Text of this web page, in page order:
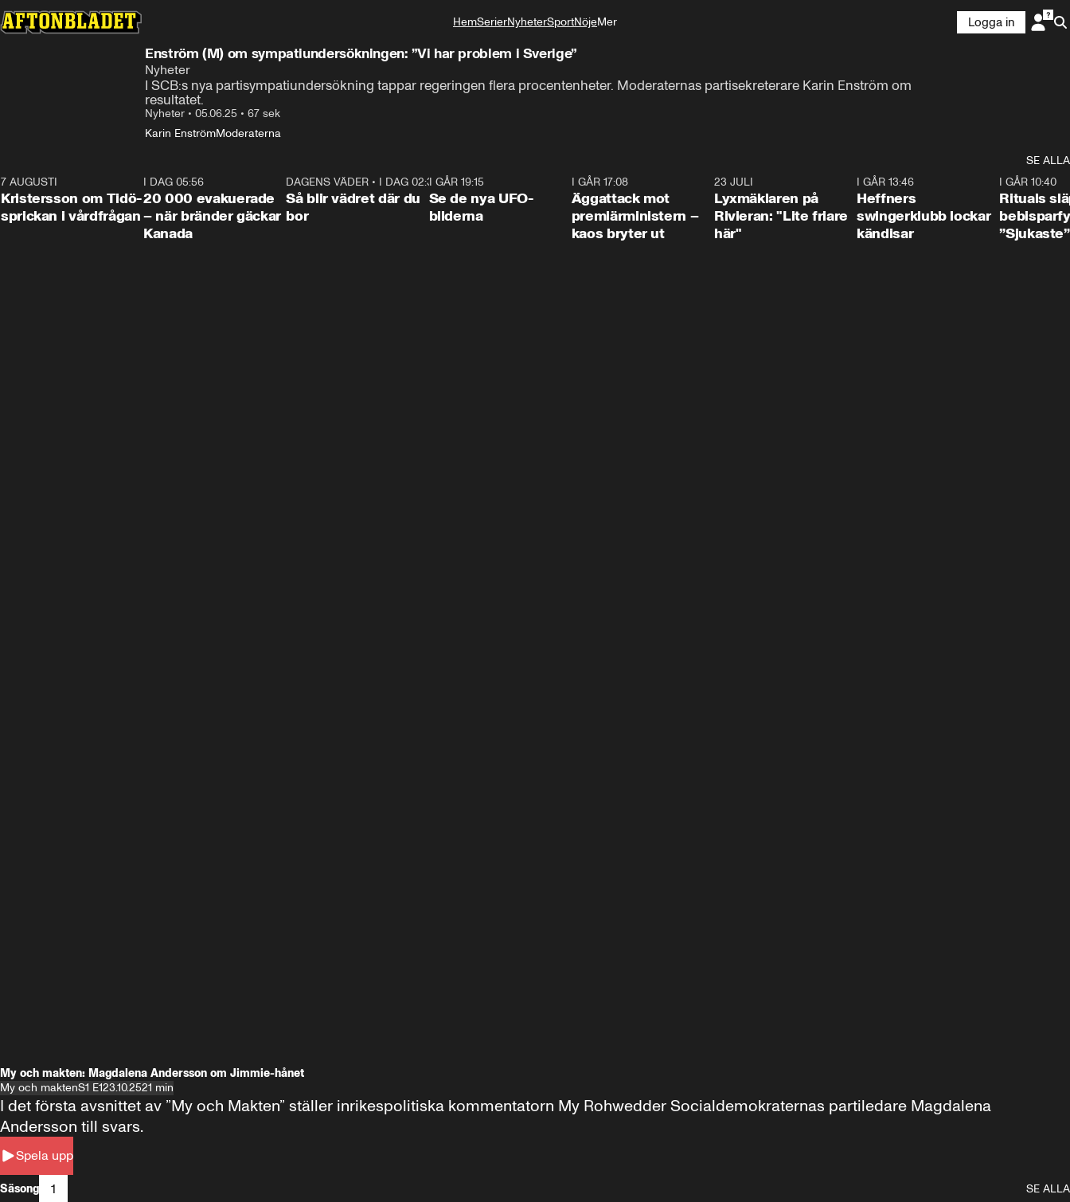
HemSerierNyheterSportNöjeMer
Logga in
Enström (M) om sympatiundersökningen: ”Vi har problem i Sverige”
Nyheter
I SCB:s nya partisympatiundersökning tappar regeringen flera procentenheter. Moderaternas partisekreterare Karin Enström om
resultatet.
Nyheter • 05.06.25 • 67 sek
Karin EnströmModeraterna
SE ALLA
7 AUGUSTI
Kristersson om Tidö-
sprickan i vårdfrågan
I DAG 05:56
20 000 evakuerade
– när bränder gäckar
Kanada
1:06
DAGENS VÄDER • I DAG 02:30
Så blir vädret där du
bor
I GÅR 19:15
Se de nya UFO-
bilderna
I GÅR 17:08
Äggattack mot
premiärministern –
kaos bryter ut
23 JULI
Lyxmäklaren på
Rivieran: "Lite friare
här"
I GÅR 13:46
Heffners
swingerklubb lockar
kändisar
I GÅR 10:40
Rituals
”Sjukaste”
My och makten: Magdalena Andersson om Jimmie-hånet
My och maktenS1 E123.10.2521 min
Spela upp
I det första avsnittet av ”My och Makten” ställer inrikespolitiska kommentatorn My Rohwedder Socialdemokraternas partiledare Magdalena
Andersson till svars.
Säsong 1
SE ALLA